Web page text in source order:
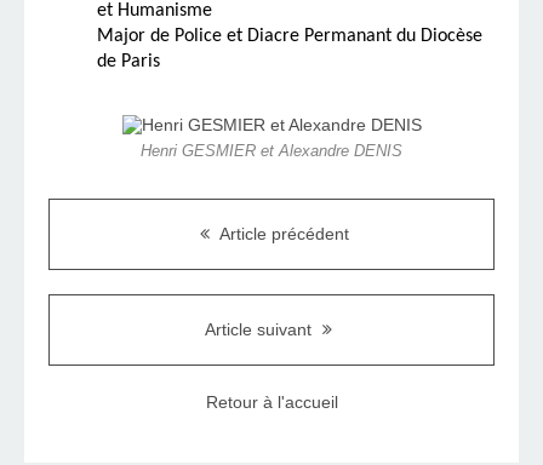
et Humanisme
Major de Police et Diacre Permanant du Diocèse
de Paris
Henri GESMIER et Alexandre DENIS
Article précédent
Article suivant
Retour à l'accueil